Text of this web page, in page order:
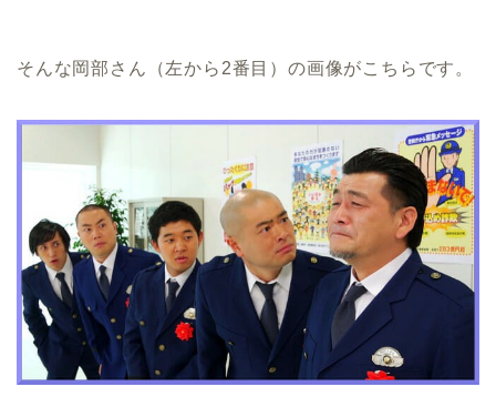
そんな岡部さん（左から2番目）の画像がこちらです。